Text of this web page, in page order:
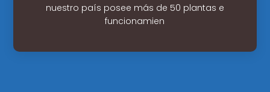
nuestro país posee más de 50 plantas e
funcionamien